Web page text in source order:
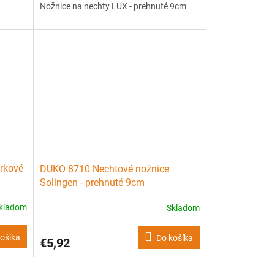
Nožnice na nechty LUX - prehnuté 9cm
DUKO 8710 Nechtové nožnice
Solingen - prehnuté 9cm
Skladom
€5,92 Do košíka